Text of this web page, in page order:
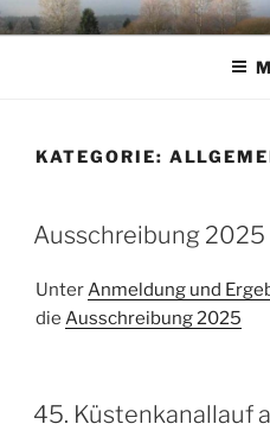
Zum
InhaltKC
KATEGORIE:
VERÖFFENTLICHT
AM
Ausschreibung 2025
UnterAnmeldung und
die Ausschreibung 2025
VERÖFFENTLICHT
AM
45. Küstenkanallauf